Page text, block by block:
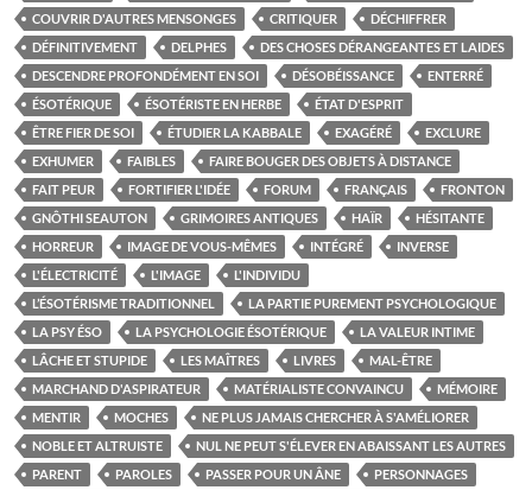
COUVRIR D'AUTRES MENSONGES
CRITIQUER
DÉCHIFFRER
DÉFINITIVEMENT
DELPHES
DES CHOSES DÉRANGEANTES ET LAIDES
DESCENDRE PROFONDÉMENT EN SOI
DÉSOBÉISSANCE
ENTERRÉ
ÉSOTÉRIQUE
ÉSOTÉRISTE EN HERBE
ÉTAT D'ESPRIT
ÊTRE FIER DE SOI
ÉTUDIER LA KABBALE EXAGÉRÉ
EXCLURE
EXHUMER
FAIBLES
FAIRE BOUGER DES OBJETS À DISTANCE
FAIT PEUR
FORTIFIER L'IDÉE FORUM FRANÇAIS
FRONTON
GNÔTHI SEAUTON
GRIMOIRES ANTIQUES HAÏR
HÉSITANTE
HORREUR
IMAGE DE VOUS-MÊMES INTÉGRÉ
INVERSE
L'ÉLECTRICITÉ
L'IMAGE
L'INDIVIDU
L’ÉSOTÉRISME TRADITIONNEL
LA PARTIE PUREMENT PSYCHOLOGIQUE
LA PSY ÉSO
LA PSYCHOLOGIE ÉSOTÉRIQUE
LA VALEUR INTIME
LÂCHE ET STUPIDE
LES MAÎTRES LIVRES
MAL-ÊTRE
MARCHAND D'ASPIRATEUR
MATÉRIALISTE CONVAINCU
MÉMOIRE
MENTIR
MOCHES
NE PLUS JAMAIS CHERCHER À S'AMÉLIORER
NOBLE ET ALTRUISTE
NUL NE PEUT S'ÉLEVER EN ABAISSANT LES AUTRES
PARENT
PAROLES PASSER POUR UN ÂNE
PERSONNAGES